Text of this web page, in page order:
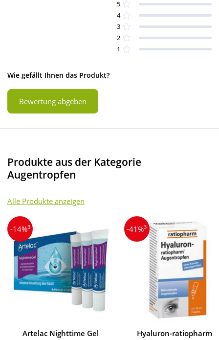
5
4
3
2
1
Wie gefällt Ihnen das Produkt?
Bewertung abgeben
Produkte aus der Kategorie
Augentropfen
Alle Produkte anzeigen
-14%3
Artelac Nighttime Gel
-41%3
Hyaluron-ratiopharm®